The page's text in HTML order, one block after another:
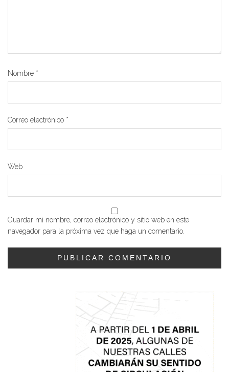
Nombre *
Correo electrónico *
Web
Guardar mi nombre, correo electrónico y sitio web en este
navegador para la próxima vez que haga un comentario.